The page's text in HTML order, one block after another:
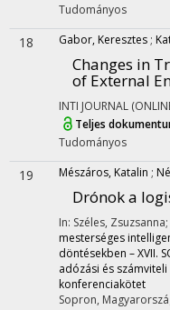
Tudományos
18 Gabor, Keresztes ;
Changes in
of External
INTI JOURNAL
Teljes
Tudományos
19 Mészáros, Katalin ;
Drónok a
In: Széles,
mesterséges
döntésekben – XVII.
adózási és
konferenciakötet
Sopron,